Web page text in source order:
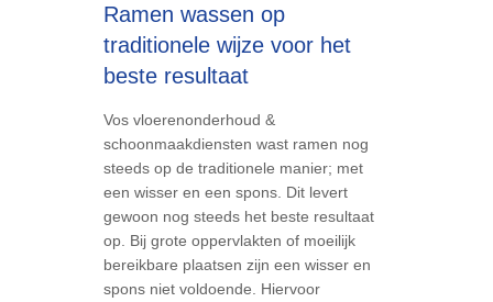
Ramen wassen op
traditionele wijze voor het
beste resultaat
Vos vloerenonderhoud &
schoonmaakdiensten wast ramen nog
steeds op de traditionele manier; met
een wisser en een spons. Dit levert
gewoon nog steeds het beste resultaat
op. Bij grote oppervlakten of moeilijk
bereikbare plaatsen zijn een wisser en
spons niet voldoende. Hiervoor